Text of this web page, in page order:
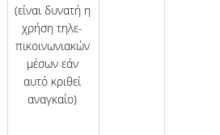
(είναι δυνατή η
χρήση τη­λε­
πικοινωνιακών
μέσων εάν
αυτό κριθεί
αναγκαίο)